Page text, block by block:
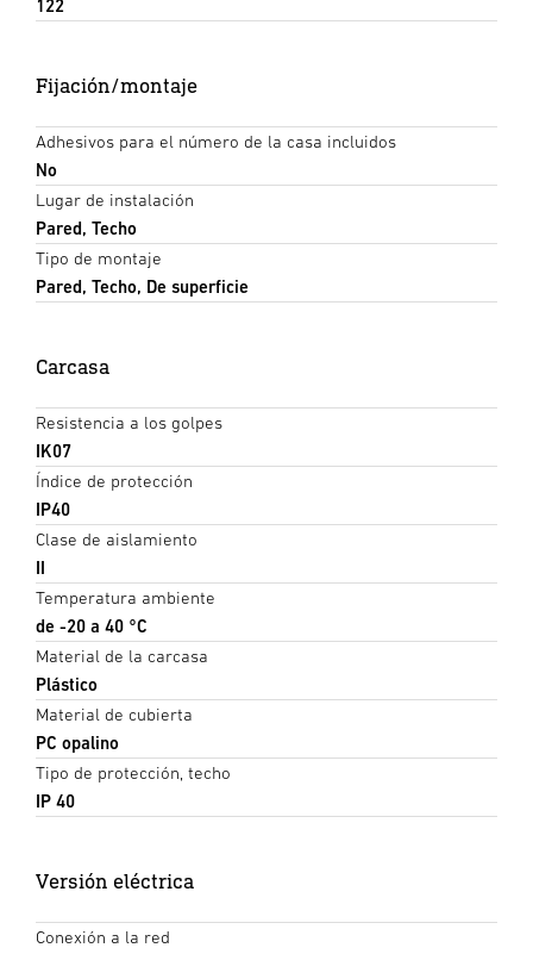
122
Fijación/montaje
Adhesivos para el número de la casa incluidos
No
Lugar de instalación
Pared, Techo
Tipo de montaje
Pared, Techo, De superficie
Carcasa
Resistencia a los golpes
IK07
Índice de protección
IP40
Clase de aislamiento
II
Temperatura ambiente
de -20 a 40 °C
Material de la carcasa
Plástico
Material de cubierta
PC opalino
Tipo de protección, techo
IP 40
Versión eléctrica
Conexión a la red